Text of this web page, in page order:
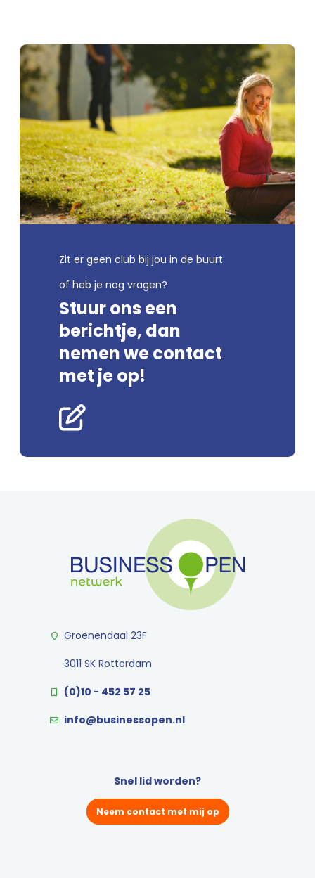
Zit er geen club bij jou in de buurt
of heb je nog vragen?
Stuur ons een
berichtje, dan
nemen we contact
met je op!
Groenendaal 23F
3011 SK Rotterdam
(0)10 - 452 57 25
info@businessopen.nl
Snel lid worden?
Neem contact met mij op